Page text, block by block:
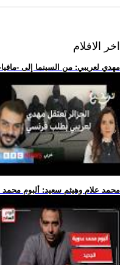
اخر الافلام
.. مهدي لعريبي: من السينما إلى -
.. محمد علام وهيثم سعيد: ألبوم محمد